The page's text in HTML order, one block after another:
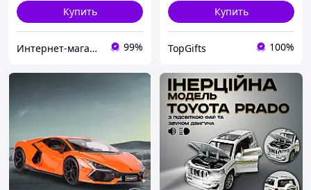
Купить
Интернет-магазин "Magnit" 99%
Купить
TopGifts 100%